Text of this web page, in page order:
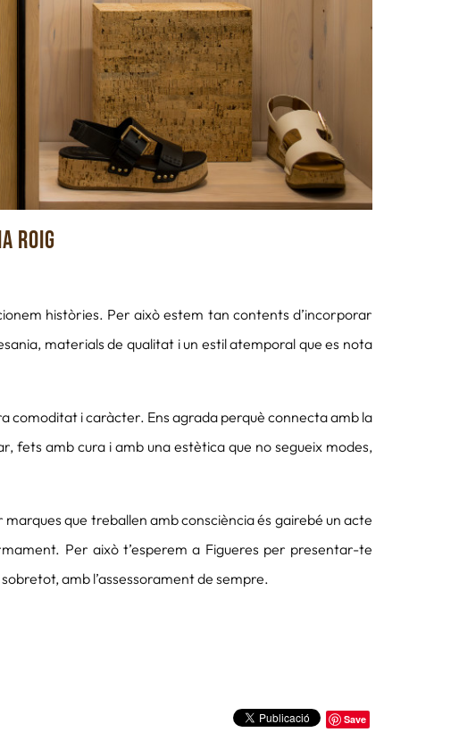
ROIG
històries. Per això estem tan contents d’incorporar
materials de qualitat i un estil atemporal que es nota
comoditat i caràcter. Ens agrada perquè connecta amb la
fets amb cura i amb una estètica que no segueix modes,
que treballen amb consciència és gairebé un acte
Per això t’esperem a Figueres per presentar-te
amb l’assessorament de sempre.
Save